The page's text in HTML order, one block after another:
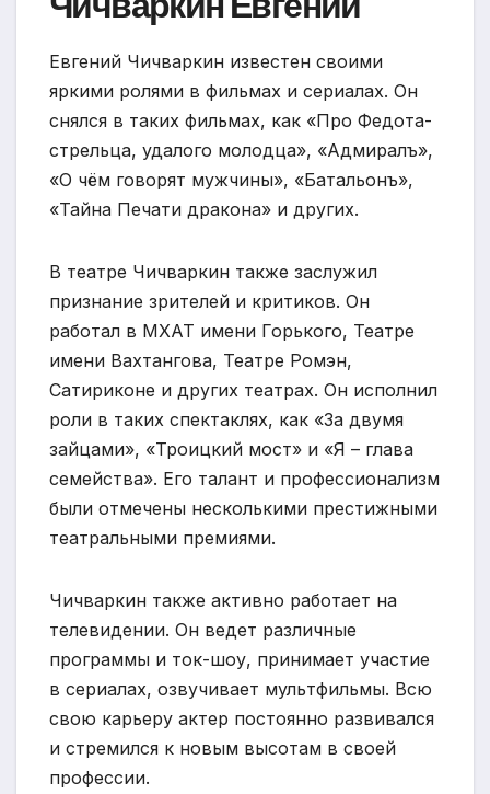
Евгений Чичваркин известен своими
яркими ролями в фильмах и сериалах. Он
снялся в таких фильмах, как «Про Федота-
стрельца, удалого молодца», «Адмиралъ»,
«О чём говорят мужчины», «Батальонъ»,
«Тайна Печати дракона» и других.
В театре Чичваркин также заслужил
признание зрителей и критиков. Он
работал в МХАТ имени Горького, Театре
имени Вахтангова, Театре Ромэн,
Сатириконе и других театрах. Он исполнил
роли в таких спектаклях, как «За двумя
зайцами», «Троицкий мост» и «Я – глава
семейства». Его талант и профессионализм
были отмечены несколькими престижными
театральными премиями.
Чичваркин также активно работает на
телевидении. Он ведет различные
программы и ток-шоу, принимает участие
в сериалах, озвучивает мультфильмы. Всю
свою карьеру актер постоянно развивался
и стремился к новым высотам в своей
профессии.